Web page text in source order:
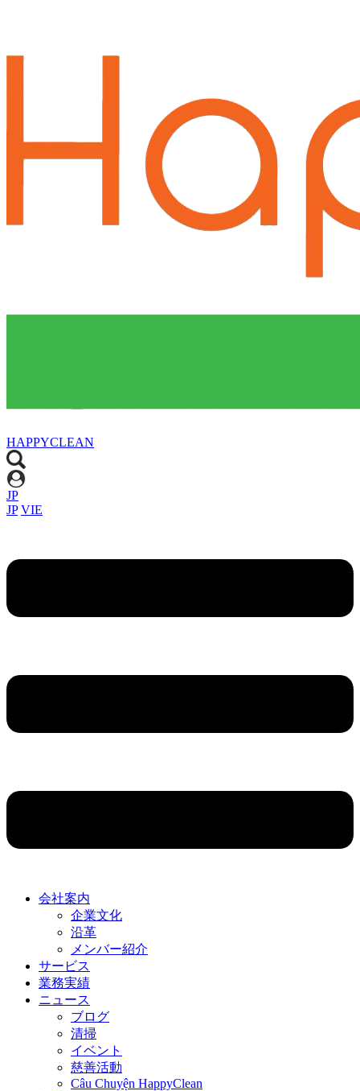
HAPPYCLEAN
JP
JP VIE
会社案内
企業文化
沿革
メンバー紹介
サービス
業務実績
ニュース
ブログ
清掃
イベント
慈善活動
Câu Chuyện HappyClean